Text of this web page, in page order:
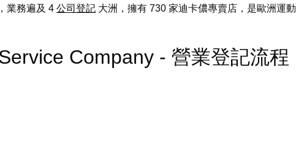
業務遍及 4 公司登記 大洲，擁有 730 家迪卡儂專賣店，是歐洲運
Company - 營業登記流程